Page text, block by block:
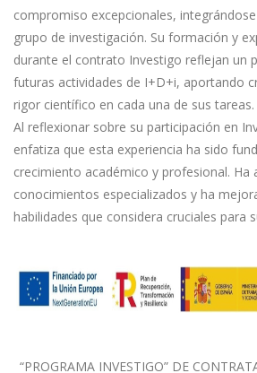
compromiso excepcionales,
grupo de investigación. Su formación y
durante el contrato Investigo reflejan un
futuras actividades de I+D+i, aportando
rigor científico en cada una de sus tareas.
Al reflexionar sobre su participación en
enfatiza que esta experiencia ha sido
crecimiento académico y profesional. Ha
conocimientos especializados y ha
habilidades que considera cruciales para
“PROGRAMA INVESTIGO” DE